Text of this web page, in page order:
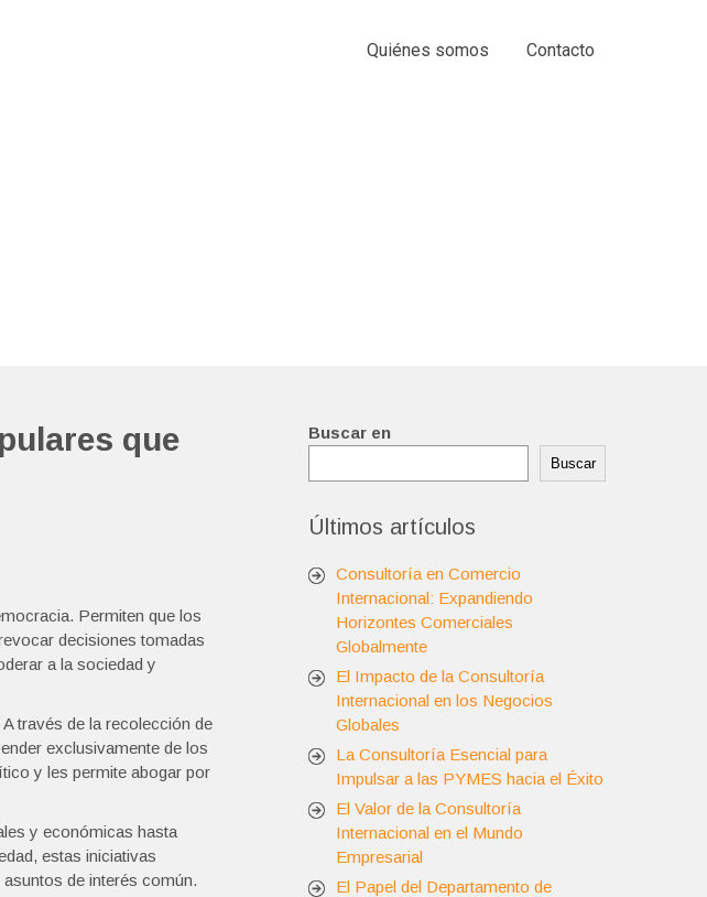
Quiénes somos Contacto
que
Permiten que los
decisiones tomadas
a la sociedad y
través de la recolección de
exclusivamente de los
y les permite abogar por
y económicas hasta
estas iniciativas
de interés común.
Buscar en
Buscar
Últimos artículos
Consultoría en Comercio
Internacional: Expandiendo
Horizontes Comerciales
Globalmente
El Impacto de la Consultoría
Internacional en los Negocios
Globales
La Consultoría Esencial para
Impulsar a las PYMES hacia el Éxito
El Valor de la Consultoría
Internacional en el Mundo
Empresarial
El Papel del Departamento de